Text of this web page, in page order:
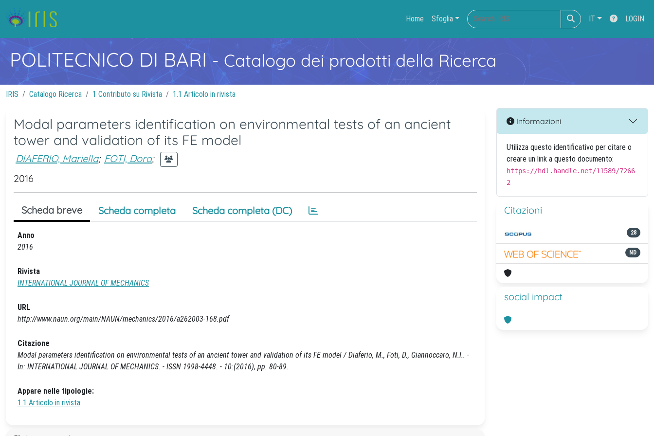
Home Sfoglia IT LOGIN
POLITECNICO DI BARI- Catalogo dei prodotti della Ricerca
IRIS Catalogo Ricerca 1 Contributo su Rivista 1.1 Articolo in rivista
Modal parameters identification on environmental tests of an ancient
tower and validation of its FE model
DIAFERIO, Mariella; FOTI, Dora;
2016
Scheda breve Scheda completa Scheda completa (DC)
Anno
2016
Rivista
INTERNATIONAL JOURNAL OF MECHANICS
URL
http://www.naun.org/main/NAUN/mechanics/2016/a262003-168.pdf
Citazione
Modal parameters identification on environmental tests of an ancient tower and validation of its FE model / Diaferio, M., Foti, D., Giannoccaro, N.I.. -
In: INTERNATIONAL JOURNAL OF MECHANICS. - ISSN 1998-4448. - 10:(2016), pp. 80-89.
Appare nelle tipologie:
1.1 Articolo in rivista
Informazioni
Utilizza questo identificativo per citare o
creare un link a questo documento:
https://hdl.handle.net/11589/7266
2
Citazioni
28
ND
social impact